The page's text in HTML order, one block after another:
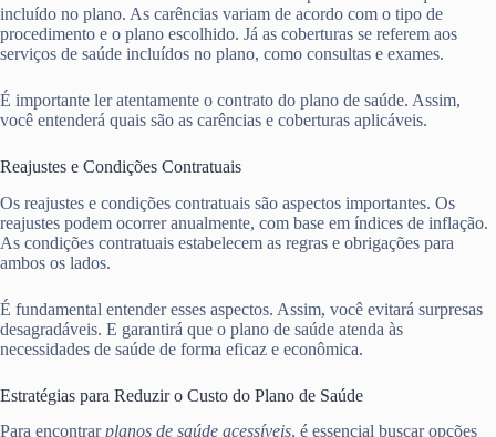
incluído no plano. As carências variam de acordo com o tipo de
procedimento e o plano escolhido. Já as coberturas se referem aos
serviços de saúde incluídos no plano, como consultas e exames.
É importante ler atentamente o contrato do plano de saúde. Assim,
você entenderá quais são as carências e coberturas aplicáveis.
Reajustes e Condições Contratuais
Os reajustes e condições contratuais são aspectos importantes. Os
reajustes podem ocorrer anualmente, com base em índices de inflação.
As condições contratuais estabelecem as regras e obrigações para
ambos os lados.
É fundamental entender esses aspectos. Assim, você evitará surpresas
desagradáveis. E garantirá que o plano de saúde atenda às
necessidades de saúde de forma eficaz e econômica.
Estratégias para Reduzir o Custo do Plano de Saúde
Para encontrarplanos de saúde acessíveis, é essencial buscar opções